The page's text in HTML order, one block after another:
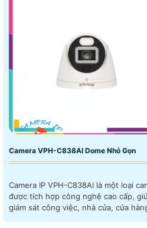
Camera VPH-C838AI Dome Nhỏ Gọn
Camera IP VPH-C838AI là một loại
được tích hợp công nghệ cao cấp,
giám sát công việc, nhà cửa, cửa